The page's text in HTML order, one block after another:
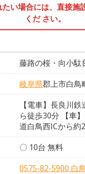
い場合には、直接施
くだ さい。
藤路の桜・向小駄
岐阜県郡上市白鳥
【電車】長良川
ら徒歩30分 【車
道白鳥西ICから約
〇 10台 無料
0575-82-5900 白